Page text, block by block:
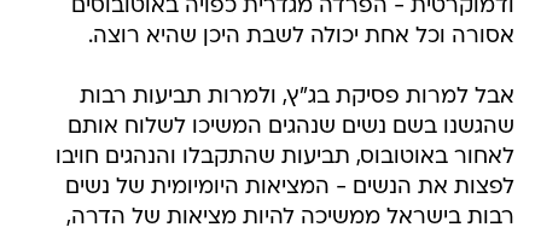
ודמוקרטית - הפרדה מגדרית כפויה באוטובוסים
אסורה וכל אחת יכולה לשבת היכן שהיא רוצה.
אבל למרות פסיקת בג"ץ, ולמרות תביעות רבות
שהגשנו בשם נשים שנהגים המשיכו לשלוח אותם
לאחור באוטובוס, תביעות שהתקבלו והנהגים חויבו
לפצות את הנשים - המציאות היומיומית של נשים
רבות בישראל ממשיכה להיות מציאות של הדרה,